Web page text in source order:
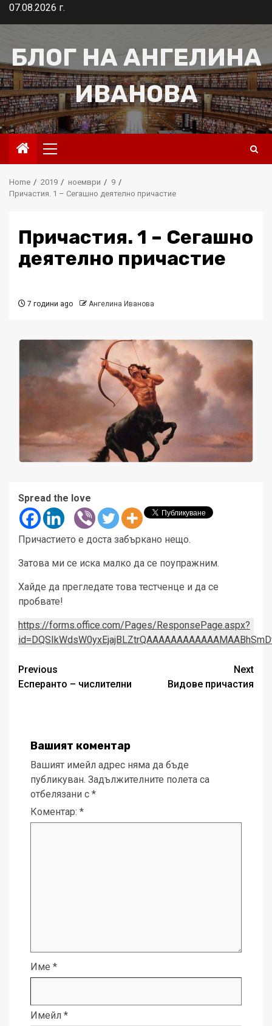
Skip07.08.2026 г.
БЛОГ НА АНГЕЛИНА
ИВАНОВА
Primary
Menu
Home 2019 ноември
9
Причастия. 1 – Сегашно деятелно причастие
Причастия. 1 – Сегашно
деятелно причастие
7 години ago Ангелина Иванова
Spread the love
Причастието е доста забъркано нещо.
Затова ми се иска малко да се поупражним.
Хайде да прегледате това тестченце и да се
пробвате!
https://forms.office.com/Pages/ResponsePage.aspx?
Post
navigation
Previous
Есперанто – числителни
Next
Видове причастия
Вашият коментар
Вашият имейл адрес няма да бъде
публикуван. Задължителните полета са
отбелязани с *
Коментар: *
Име *
Имейл *